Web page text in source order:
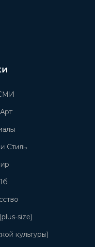
Стиль
size)
культуры)